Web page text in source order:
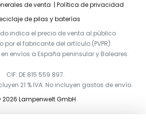
de venta
Política de privacidad
de pilas y baterías
indica el precio de venta al público
por el fabricante del artículo (PVPR).
envíos a España peninsular y Baleares.
CIF: DE 815 559 897.
21 % IVA. No incluyen gastos de envío.
Lampenwelt GmbH